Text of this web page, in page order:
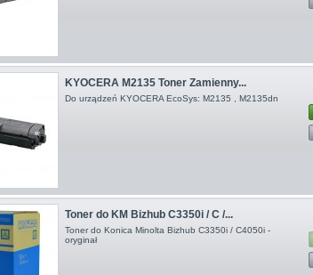
KYOCERA M2135 Toner Zamienny...
Do urządzeń KYOCERA EcoSys: M2135 , M2135dn
Toner do KM Bizhub C3350i / C /...
Toner do Konica Minolta Bizhub C3350i / C4050i -
oryginał